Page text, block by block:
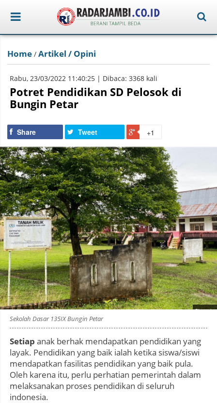
Home / Artikel / Opini
Rabu, 23/03/2022 11:40:25 | Dibaca: 3368 kali
Potret Pendidikan SD Pelosok di
Bungin Petar
Share Tweet +1
Photo by
Sekolah Dasar 135IX Bungin Petar
Setiap anak berhak mendapatkan pendidikan yang
layak. Pendidikan yang baik ialah ketika siswa/siswi
mendapatkan fasilitas pendidikan yang baik pula.
Oleh karena itu, perlu perhatian pemerintah dalam
melaksanakan proses pendidikan di seluruh
indonesia.